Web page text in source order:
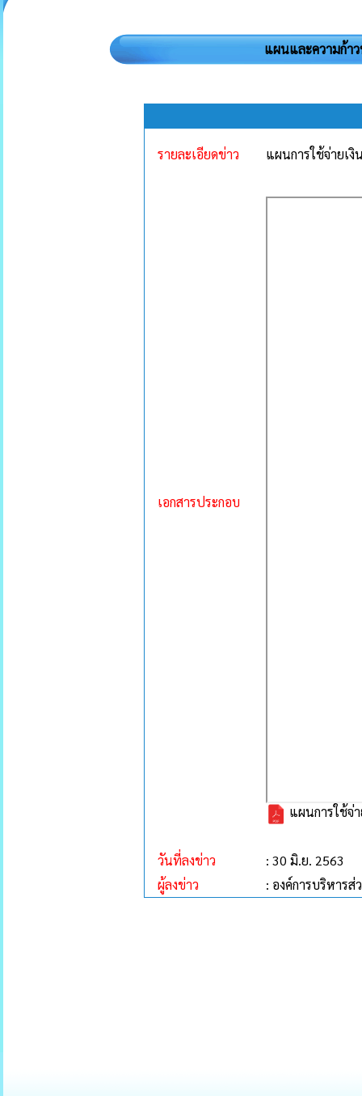
แผนและความก้า
รายละเอียดข่าว แผนการใช้จ่ายเ
เอกสารประกอบ
แผนการใช้จ่
วันที่ลงข่าว
: 30 มิ.ย. 2563
ผู้ลงข่าว
: องค์การบริหาร